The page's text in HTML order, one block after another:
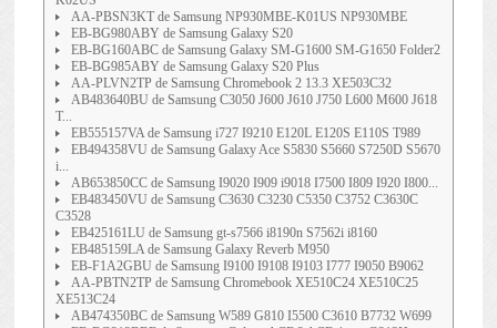
AA-PBSN3KT de Samsung NP930MBE-K01US NP930MBE
EB-BG980ABY de Samsung Galaxy S20
EB-BG160ABC de Samsung Galaxy SM-G1600 SM-G1650 Folder2
EB-BG985ABY de Samsung Galaxy S20 Plus
AA-PLVN2TP de Samsung Chromebook 2 13.3 XE503C32
AB483640BU de Samsung C3050 J600 J610 J750 L600 M600 J618
T...
EB555157VA de Samsung i727 I9210 E120L E120S E110S T989
EB494358VU de Samsung Galaxy Ace S5830 S5660 S7250D S5670
i...
AB653850CC de Samsung I9020 I909 i9018 I7500 I809 I920 I800...
EB483450VU de Samsung C3630 C3230 C5350 C3752 C3630C
C3528
EB425161LU de Samsung gt-s7566 i8190n S7562i i8160
EB485159LA de Samsung Galaxy Reverb M950
EB-F1A2GBU de Samsung I9100 I9108 I9103 I777 I9050 B9062
AA-PBTN2TP de Samsung Chromebook XE510C24 XE510C25
XE513C24
AB474350BC de Samsung W589 G810 I5500 C3610 B7732 W699